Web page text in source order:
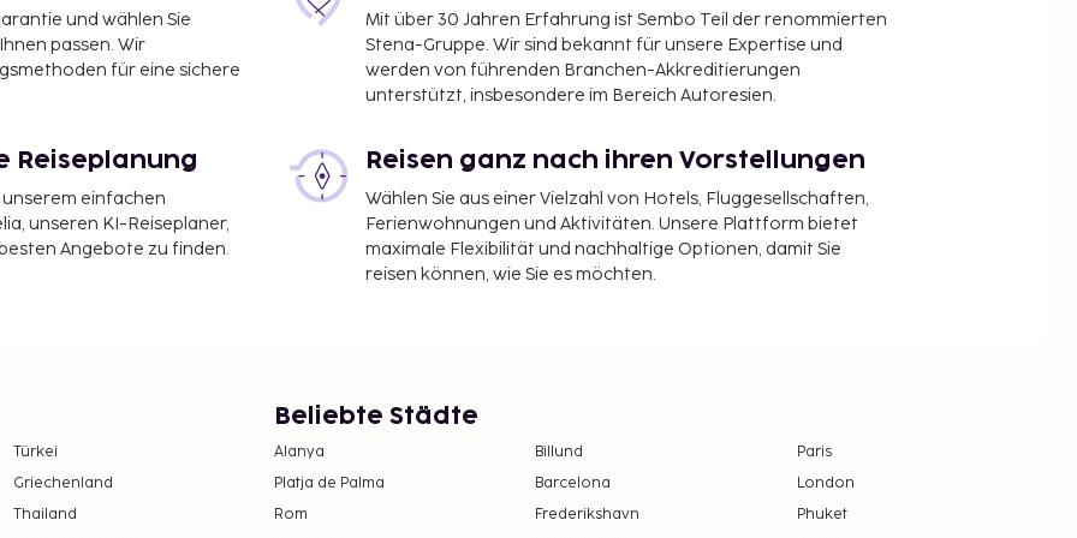
folgende
Du kannst aber
Tourismusabgabe. Die
nicht das ganze
und wählen Sie
passen. Wir
für eine sichere
Mit über 30 Jahren Erfahrung ist Sembo Teil der renommierten
Stena-Gruppe. Wir sind bekannt für unsere Expertise und
werden von führenden Branchen-Akkreditierungen
unterstützt, insbesondere im Bereich Autoresien.
Reiseplanung
unserem einfachen
unseren KI-Reiseplaner,
Angebote zu finden.
Reisen ganz nach ihren Vorstellungen
Wählen Sie aus einer Vielzahl von Hotels, Fluggesellschaften,
Ferienwohnungen und Aktivitäten. Unsere Plattform bietet
maximale Flexibilität und nachhaltige Optionen, damit Sie
reisen können, wie Sie es möchten.
Türkei
Griechenland
Thailand
Beliebte Städte
Alanya Billund
Paris
Platja de Palma
Barcelona
London
Rom
Frederikshavn
Phuket